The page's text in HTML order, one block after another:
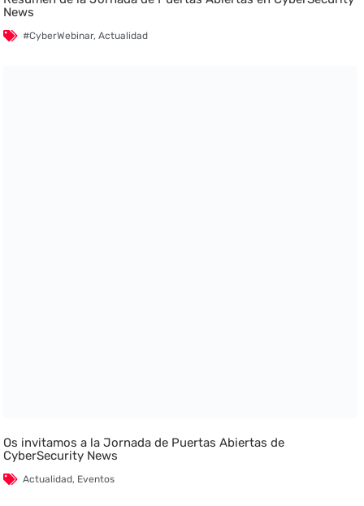
News
#CyberWebinar,Actualidad
Os invitamos a la Jornada de Puertas Abiertas de
CyberSecurity News
Actualidad, Eventos